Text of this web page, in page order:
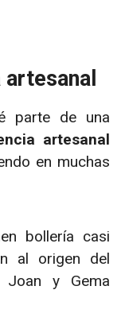
parte de una
artesanal
en muchas
bollería casi
al origen del
y Gema